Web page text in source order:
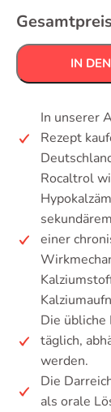
IN
In unserer
Rezept
Rocaltrol
einer
Die
täglich,
werden.
Die
als orale